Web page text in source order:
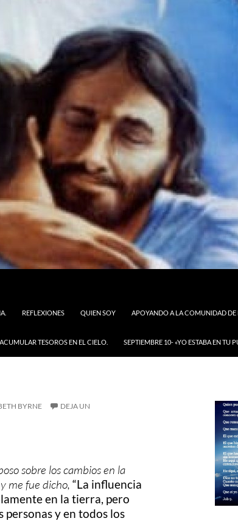
REFLEXIONES QUIEN SOY APOYANDO A LA COMUNIDAD DE
TESOROS EN EL CIELO. SEPTIEMBRE 10- «YO ESTABA EN TU
BYRNE
DEJA UN
sobre los cambios en la
me fue dicho, “La influencia
en la tierra, pero
personas y en todos los